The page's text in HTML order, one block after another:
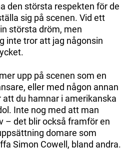
den största respekten för de
sig på scenen. Vid ett
största dröm, men
inte tror att jag någonsin
upp på scenen som en
eller med någon annan
du hamnar i amerikanska
Inte nog med att man
– det blir också framför en
domare som
Simon Cowell, bland andra.